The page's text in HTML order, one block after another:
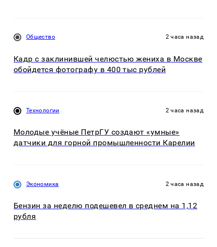
Общество 2 часа назад
Кадр с заклинившей челюстью жениха в Москве
обойдется фотографу в 400 тыс рублей
Технологии 2 часа назад
Молодые учёные ПетрГУ создают «умные»
датчики для горной промышленности Карелии
Экономика 2 часа назад
Бензин за неделю подешевел в среднем на 1,12
рубля